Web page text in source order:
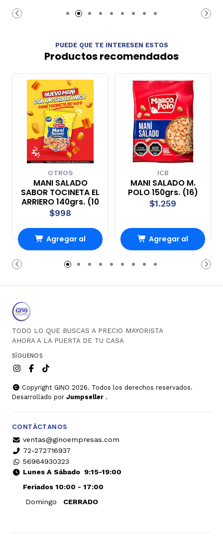
Carro Carro
PUEDE QUE TE INTERESEN ESTOS
Productos recomendados
OTROS
MANI SALADO
SABOR TOCINETA EL
ARRIERO 140grs. (10
$998
Agregar al
Carro
ICB
MANI SALADO M.
POLO 150grs. (16)
$1.259
Agregar al
Carro
TODO LO QUE BUSCAS A PRECIO MAYORISTA
AHORA A LA PUERTA DE TU CASA
SÍGUENOS
Copyright GINO 2026. Todos los derechos reservados.
Desarrollado por Jumpseller .
CONTÁCTANOS
ventas@ginoempresas.com
72-272716937
56964930323
Lunes A Sábado9:15-19:00
Feriados 10:00 - 17:00
Domingo
CERRADO